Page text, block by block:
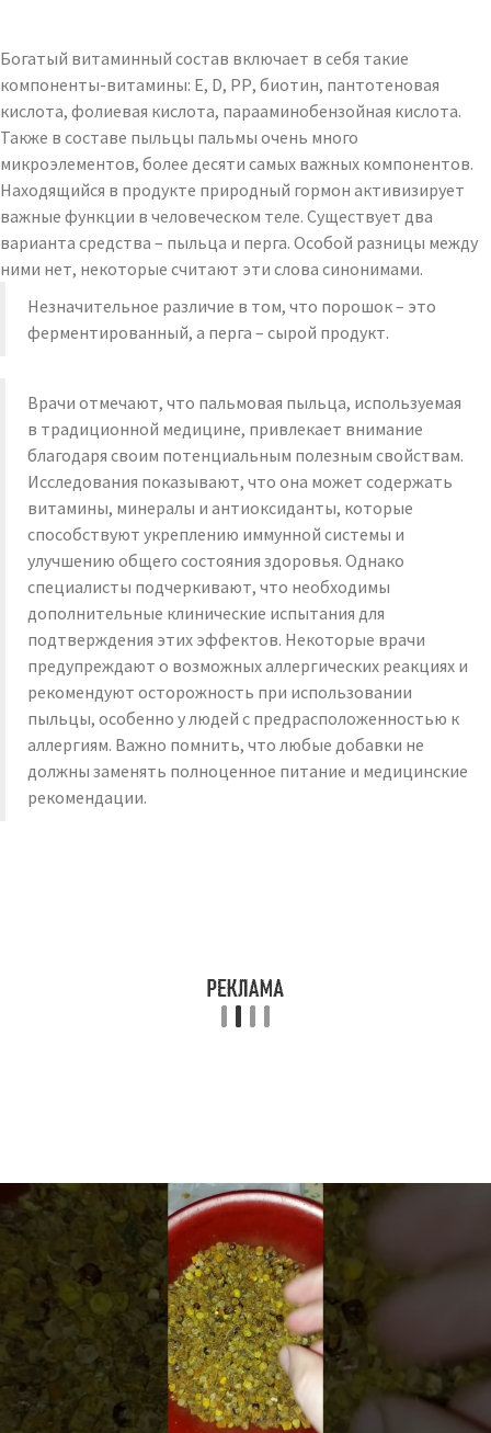
Богатый витаминный состав включает в себя такие
компоненты-витамины: Е, D, РР, биотин, пантотеновая
кислота, фолиевая кислота, парааминобензойная кислота.
Также в составе пыльцы пальмы очень много
микроэлементов, более десяти самых важных компонентов.
Находящийся в продукте природный гормон активизирует
важные функции в человеческом теле. Существует два
варианта средства – пыльца и перга. Особой разницы между
ними нет, некоторые считают эти слова синонимами.
Незначительное различие в том, что порошок – это
ферментированный, а перга – сырой продукт.
Врачи отмечают, что пальмовая пыльца, используемая
в традиционной медицине, привлекает внимание
благодаря своим потенциальным полезным свойствам.
Исследования показывают, что она может содержать
витамины, минералы и антиоксиданты, которые
способствуют укреплению иммунной системы и
улучшению общего состояния здоровья. Однако
специалисты подчеркивают, что необходимы
дополнительные клинические испытания для
подтверждения этих эффектов. Некоторые врачи
предупреждают о возможных аллергических реакциях и
рекомендуют осторожность при использовании
пыльцы, особенно у людей с предрасположенностью к
аллергиям. Важно помнить, что любые добавки не
должны заменять полноценное питание и медицинские
рекомендации.